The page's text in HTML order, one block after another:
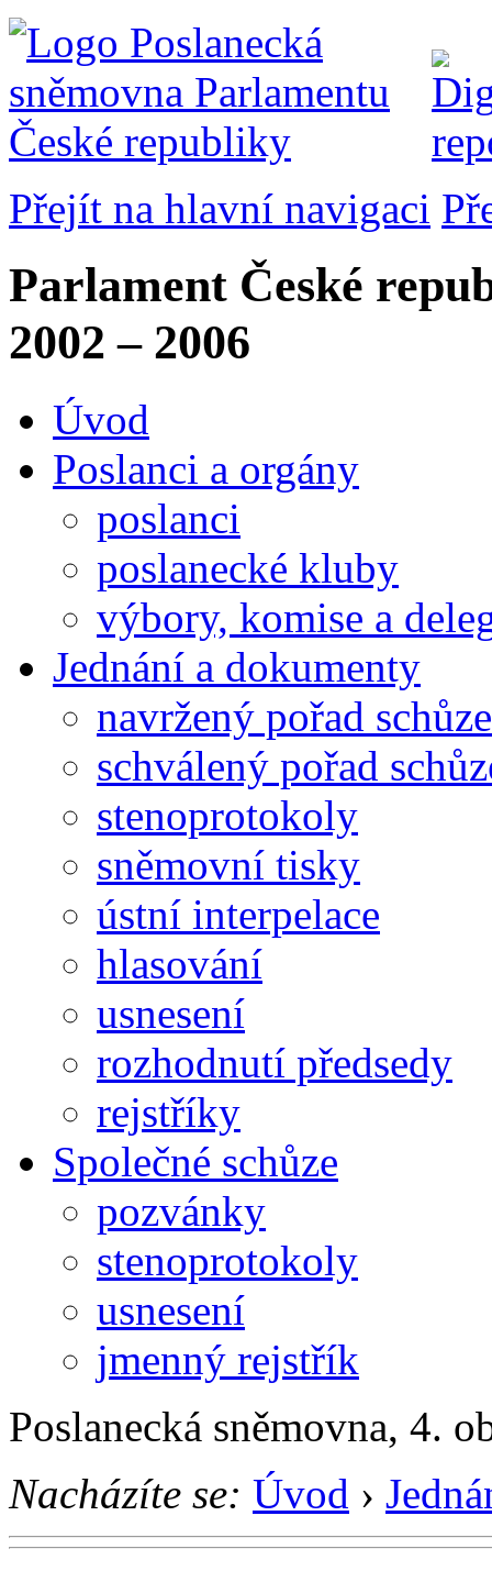
Přejít na hlavní navigaci
Parlament České
2002 – 2006
Úvod
Poslanci a orgány
poslanci
poslanecké kluby
výbory, komise a
Jednání a dokumenty
navržený pořad schůze
schválený pořad
stenoprotokoly
sněmovní tisky
ústní interpelace
hlasování
usnesení
rozhodnutí předsedy
rejstříky
Společné schůze
pozvánky
stenoprotokoly
usnesení
jmenný rejstřík
Poslanecká sněmovna, 4.
Nacházíte se: Úvod ›